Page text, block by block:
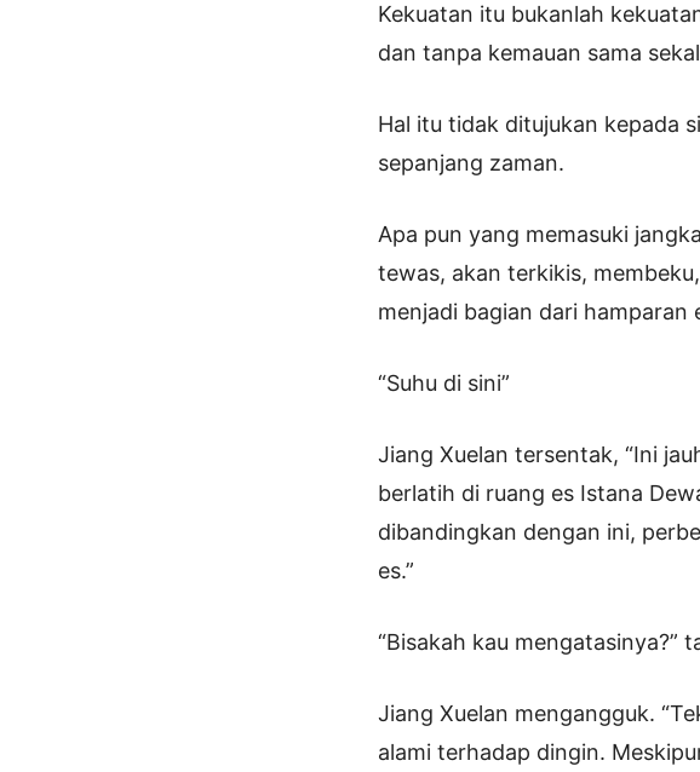
Kekuatan itu bukanlah
dan tanpa kemauan sama
Hal itu tidak ditujukan kepada
sepanjang zaman.
Apa pun yang memasuki
tewas, akan terkikis,
menjadi bagian dari hamparan
“Suhu di sini”
Jiang Xuelan tersentak, “Ini
berlatih di ruang es Istana
dibandingkan dengan ini,
es.”
“Bisakah kau mengatasinya?”
Jiang Xuelan mengangguk.
alami terhadap dingin.